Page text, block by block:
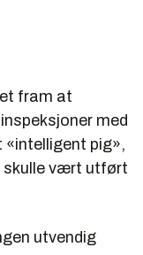
fram at
med
«intelligent pig»,
skulle vært utført
utvendig